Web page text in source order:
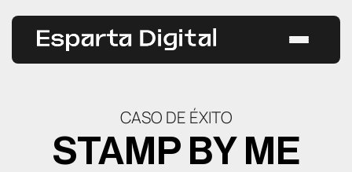
contenido
Servicios
CASO DE ÉXITO
STAMP BY ME